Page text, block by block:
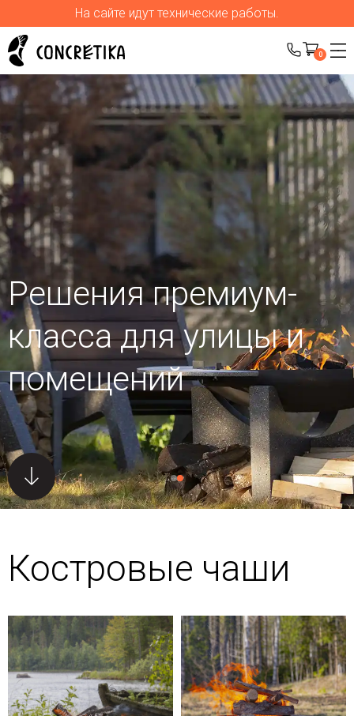
На сайте идут технические работы.
0
Решения премиум-
класса для улицыи
помещений
Костровые чаши